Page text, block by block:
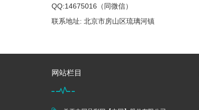
QQ:14675016（同微信）
联系地址: 北京市房山区琉璃河镇
网站栏目